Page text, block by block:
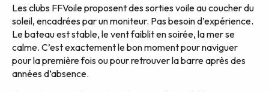
Les clubs FFVoile proposent des sorties voile au coucher du
soleil, encadrées par un moniteur. Pas besoin d’expérience.
Le bateau est stable, le vent faiblit en soirée, la mer se
calme. C’est exactement le bon moment pour naviguer
pour la première fois ou pour retrouver la barre après des
années d’absence.